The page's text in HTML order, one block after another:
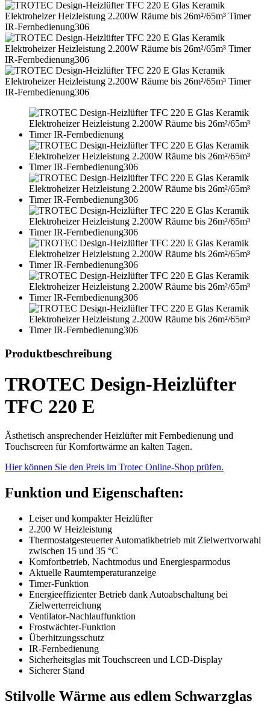
Produktbeschreibung
TROTEC Design-Heizlüfter
TFC 220 E
Ästhetisch ansprechender Heizlüfter mit Fernbedienung und
Touchscreen für Komfortwärme an kalten Tagen.
Hier können Sie den Preis im Trotec Online-Shop prüfen.
Funktion und Eigenschaften:
Leiser und kompakter Heizlüfter
2.200 W Heizleistung
Thermostatgesteuerter Automatikbetrieb mit Zielwertvorwahl
zwischen 15 und 35 °C
Komfortbetrieb, Nachtmodus und Energiesparmodus
Aktuelle Raumtemperaturanzeige
Timer-Funktion
Energieeffizienter Betrieb dank Autoabschaltung bei
Zielwerterreichung
Ventilator-Nachlauffunktion
Frostwächter-Funktion
Überhitzungsschutz
IR-Fernbedienung
Sicherheitsglas mit Touchscreen und LCD-Display
Sicherer Stand
Stilvolle Wärme aus edlem Schwarzglas